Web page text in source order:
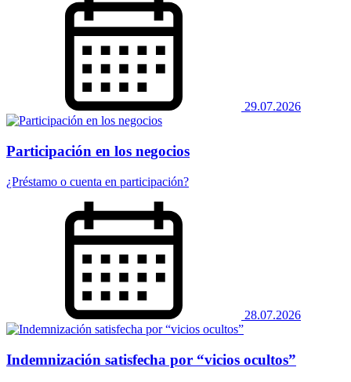
29.07.2026
Participación en los negocios
¿Préstamo o cuenta en participación?
28.07.2026
Indemnización satisfecha por “vicios ocultos”